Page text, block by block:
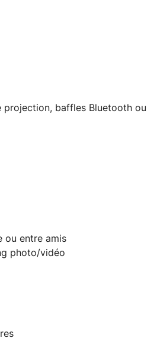
projection, baffles Bluetooth ou
ou entre amis
photo/vidéo